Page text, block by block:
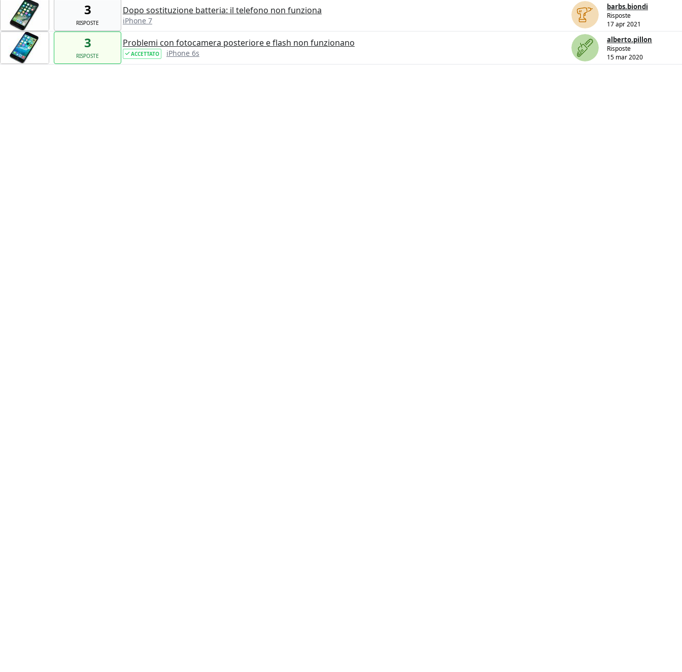
3
RISPOSTE
Dopo sostituzione batteria: il telefono non funziona
iPhone 7
barbs.biondi
Risposte
17 apr 2021
3
RISPOSTE
Problemi con fotocamera posteriore e flash non funzionano
ACCETTATO iPhone 6s
alberto.pillon
Risposte
15 mar 2020